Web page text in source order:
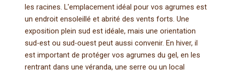
les racines. L'emplacement idéal pour vos agrumes est
un endroit ensoleillé et abrité des vents forts. Une
exposition plein sud est idéale, mais une orientation
sud-est ou sud-ouest peut aussi convenir. En hiver, il
est important de protéger vos agrumes du gel, en les
rentrant dans une véranda, une serre ou un local